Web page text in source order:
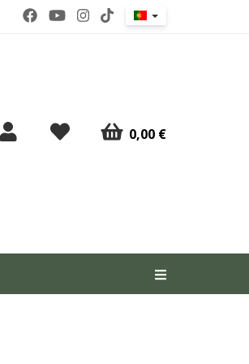
0,00 €